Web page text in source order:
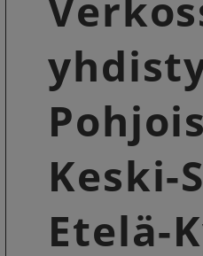
Keski-
Etelä-